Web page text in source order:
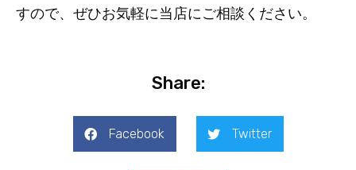
すので、ぜひお気軽に当店にご相談ください。
Share:
Facebook Twitter